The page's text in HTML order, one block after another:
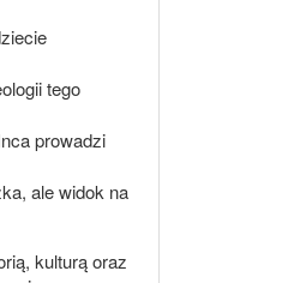
tego
prowadzi
ale widok na
kulturą oraz